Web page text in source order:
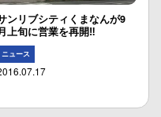
ンリブシティくまなんが9
上旬に営業を再開‼︎
ニュース